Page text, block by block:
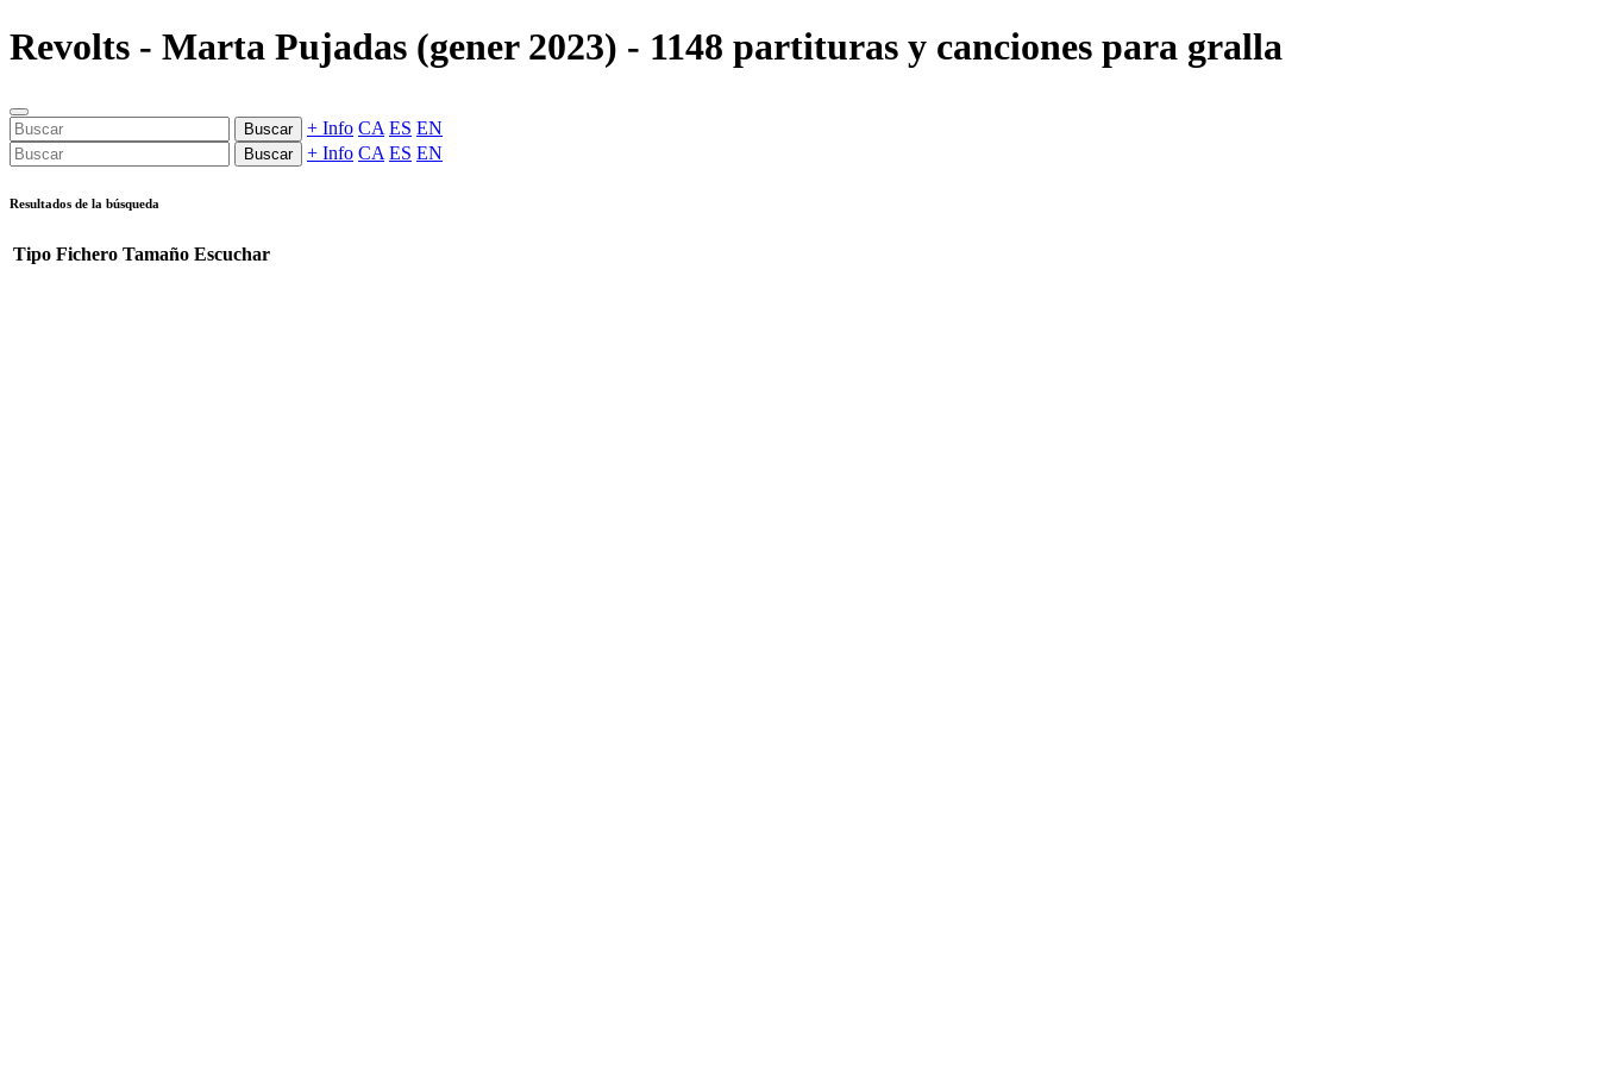
Revolts - Marta Pujadas (gener 2023) - 1148 partituras y canciones para gralla
Buscar + Info CA ES EN
Buscar + Info CA ES EN
Resultados de la búsqueda
Tipo Fichero Tamaño Escuchar